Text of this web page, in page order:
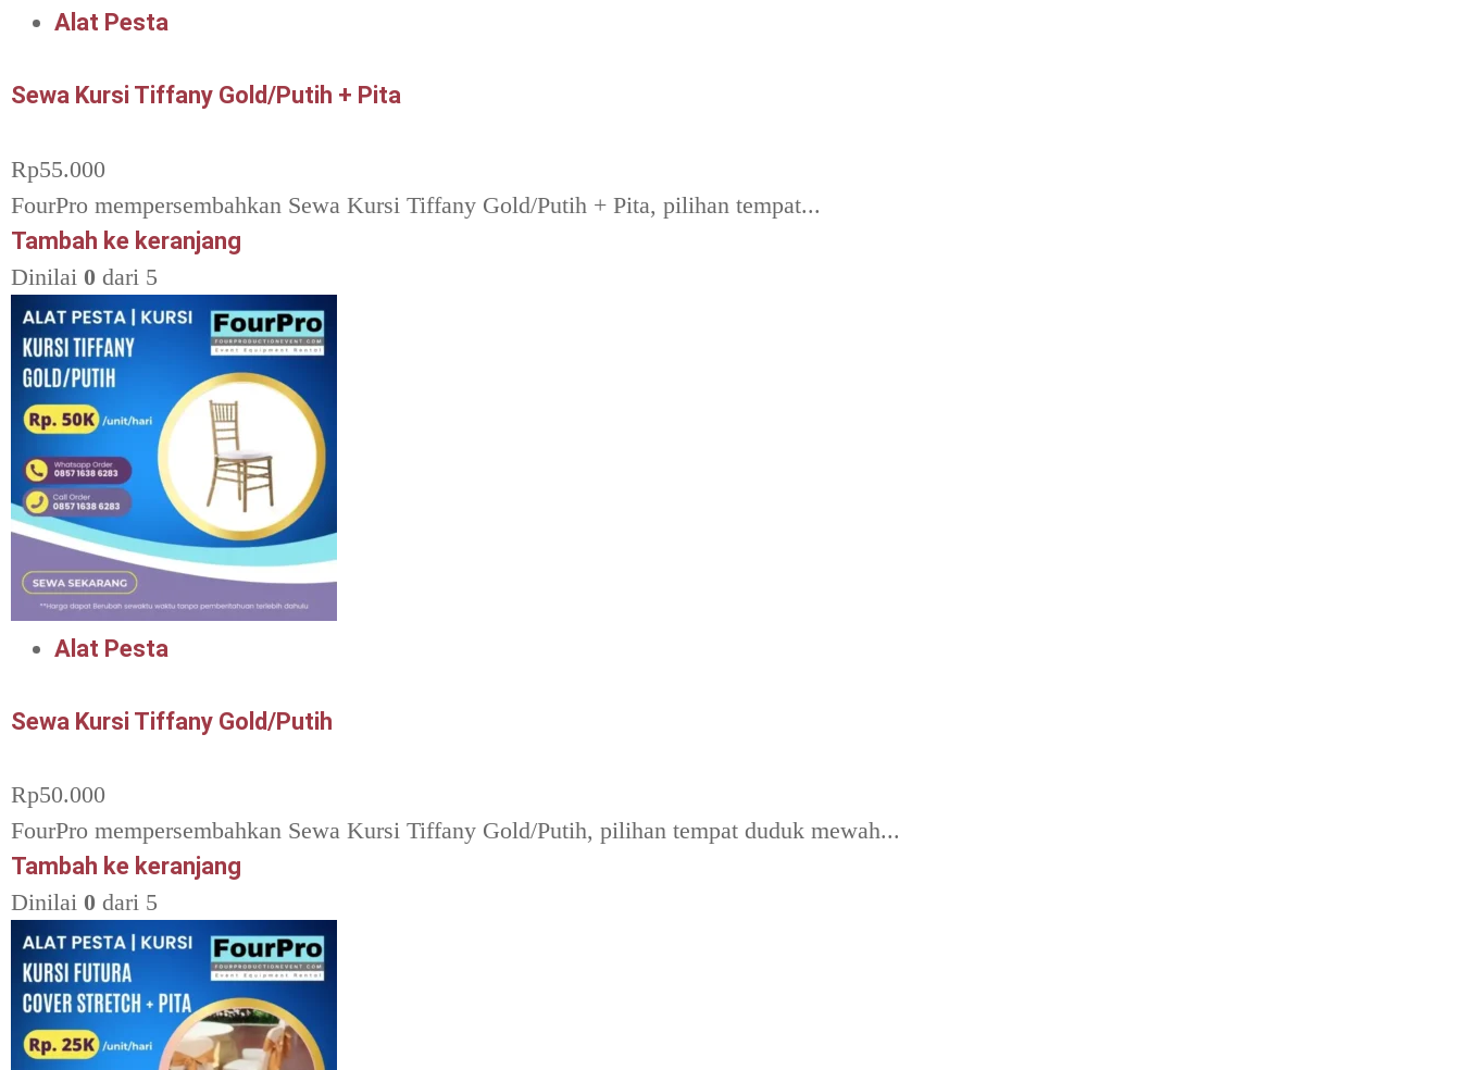
Alat Pesta
Sewa Kursi Tiffany Gold/Putih + Pita
Rp55.000
FourPro mempersembahkan Sewa Kursi Tiffany Gold/Putih + Pita, pilihan tempat...
Tambah ke keranjang
Dinilai 0 dari 5
Alat Pesta
Sewa Kursi Tiffany Gold/Putih
Rp50.000
FourPro mempersembahkan Sewa Kursi Tiffany Gold/Putih, pilihan tempat duduk mewah...
Tambah ke keranjang
Dinilai 0 dari 5